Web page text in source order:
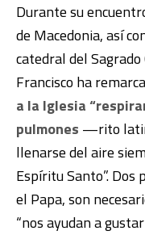
Durante su
de Macedonia, así
catedral del Sagrado
Francisco ha
a la Iglesia
pulmones —rito
llenarse del aire
Espíritu Santo”. Dos
el Papa, son
“nos ayudan a